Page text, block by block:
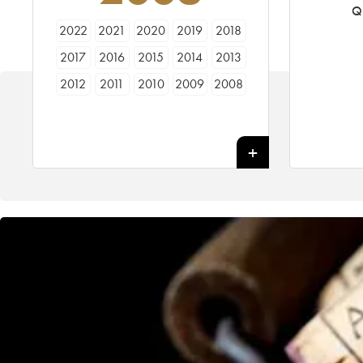
2022 2021 2020 2019
2018
2017
2016 2015 2014
2013
2012
2011 2010 2009
2008
1998
1997
1996 1995 1994
1993
1987
1986 1985 1984
1983
1979
1978
1974
1973
1970 1969
1967
1964
1961
1957
1956